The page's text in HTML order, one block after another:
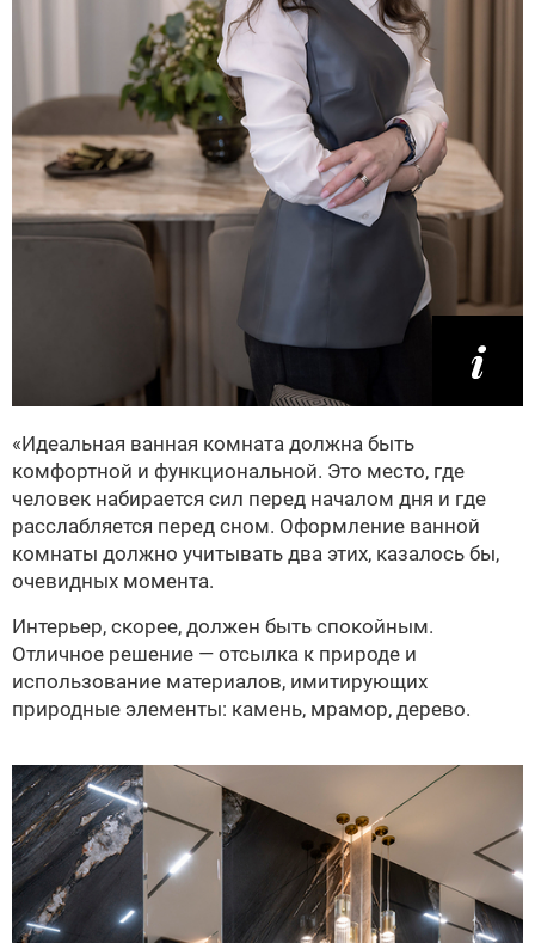
«Идеальная ванная комната должна быть
комфортной и функциональной. Это место, где
человек набирается сил перед началом дня и где
расслабляется перед сном. Оформление ванной
комнаты должно учитывать два этих, казалось бы,
очевидных момента.
Интерьер, скорее, должен быть спокойным.
Отличное решение — отсылка к природе и
использование материалов, имитирующих
природные элементы: камень, мрамор, дерево.